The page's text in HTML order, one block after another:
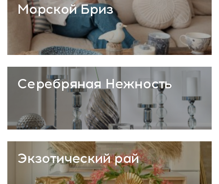
Морской Бриз
Серебряная Нежность
Экзотический рай